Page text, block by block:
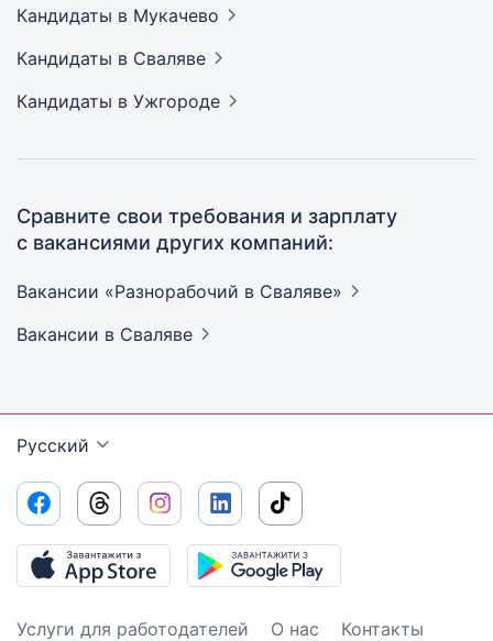
Кандидаты в Мукачево
Кандидаты в Сваляве
Кандидаты в Ужгороде
Сравните свои требования и зарплату
с вакансиями других компаний:
Вакансии «Разнорабочий в Сваляве»
Вакансии в Сваляве
Русский
Услуги для работодателей О нас Контакты